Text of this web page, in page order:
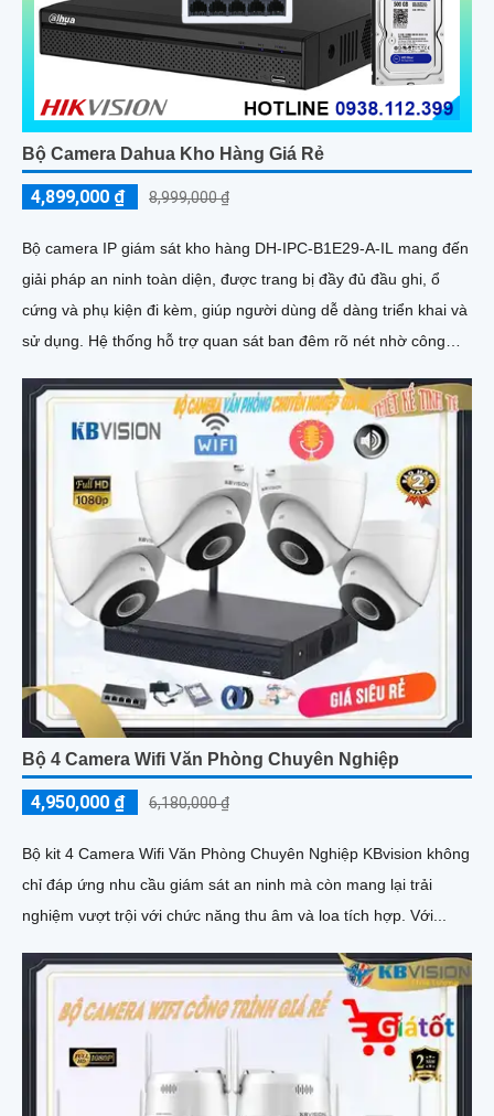
Bộ Camera Dahua Kho Hàng Giá Rẻ
4,899,000 ₫ 8,999,000 ₫
Bộ camera IP giám sát kho hàng DH-IPC-B1E29-A-IL mang đến
giải pháp an ninh toàn diện, được trang bị đầy đủ đầu ghi, ổ
cứng và phụ kiện đi kèm, giúp người dùng dễ dàng triển khai và
sử dụng. Hệ thống hỗ trợ quan sát ban đêm rõ nét nhờ công
năng phát hiện chuyển động thông minh, giúp đảm bảo an toàn
tuyệt đối cho khu vực kho hàng
Bộ 4 Camera Wifi Văn Phòng Chuyên Nghiệp
4,950,000 ₫ 6,180,000 ₫
Bộ kit 4 Camera Wifi Văn Phòng Chuyên Nghiệp KBvision không
chỉ đáp ứng nhu cầu giám sát an ninh mà còn mang lại trải
nghiệm vượt trội với chức năng thu âm và loa tích hợp. Với...